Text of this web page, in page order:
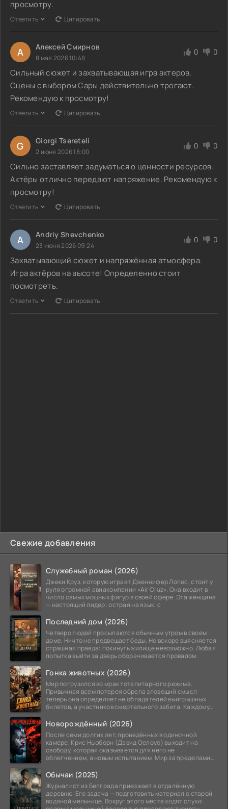
Свежие добавления
Служебный роман (2026)
Джеки Круз, которую играет Дженнифер Лопес, стоит у
руля огромной авиакомпании «Air Cruz». Она входит в
число самых мощных фигур в своей сфере. Эта женщина
— настоящий лидер: острая на язык, с
Последний дом (2026)
Четверо людей просыпаются обычным утром в своем
доме. Ничто не предвещает беды. Но вскоре выясняется
страшная правда: покинуть жилище невозможно. Любая
попытка выйти за дверь оборачивается провалом.
Гонка животных (2026)
Мир погрузился во мрак тоталитарного режима.
Привычная всем лотерея обрела зловещий смысл:
теперь она определяет не обладателей выигрышных
билетов, а участников смертельного забега. Каждому
Новорождённый (2026)
После семи долгих лет, проведённых в одиночной
камере, Крис Ньюборн (Дэвид Оелоуо) выходит на
свободу, которая оказывается для него не
облегчением, а новым испытанием. Мир за пределами
Обычаи (2025)
Журналист из Белграда приезжает в отдалённую
деревню. Его задача — подготовить материал о старой
водяной мельнице. Вокруг этого места ходят слухи:
просмотру.
Ответить Цитировать
А Алексей Смирнов
8 мая 2026 10:48
0 0
Сильный сюжет и захватывающая игра актеров.
Сцены с выбором Сары действительно трогают.
Рекомендую к просмотру!
Ответить Цитировать
G Giorgi Tsereteli
2 июня 2026 18:00
0 0
Сильно заставляет задуматься о ценности ресурсов.
Актёры отлично передают напряжение. Рекомендую к
просмотру!
Ответить Цитировать
A Andriy Shevchenko
23 июня 2026 09:24
0 0
Захватывающий сюжет и напряжённая атмосфера.
Игра актёров на высоте! Определенно стоит
посмотреть.
Ответить Цитировать